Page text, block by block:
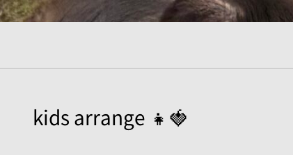
kids arrange 👧🍓